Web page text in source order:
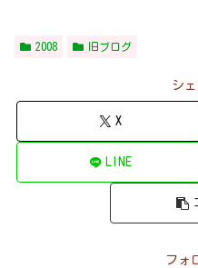
2008 旧ブログ
シ
X
LINE
フォ